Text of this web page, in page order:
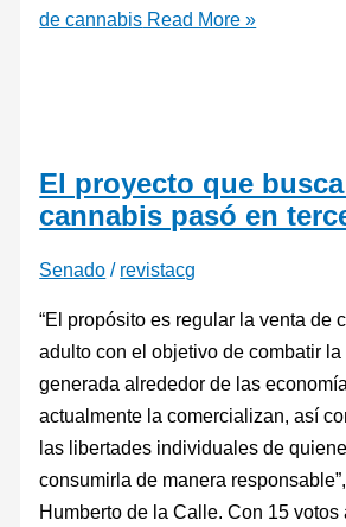
de cannabis Read More »
El proyecto que
cannabis pasó en
Senado / revistacg
“El propósito es regular la venta de
adulto con el objetivo de combatir
generada alrededor de las
actualmente la comercializan, así
las libertades individuales de
consumirla de manera
Humberto de la Calle. Con 15 votos